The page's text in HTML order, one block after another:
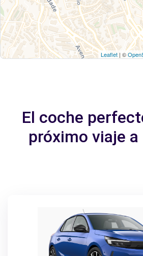
Leaflet | ©
El coche
próximo viaje a